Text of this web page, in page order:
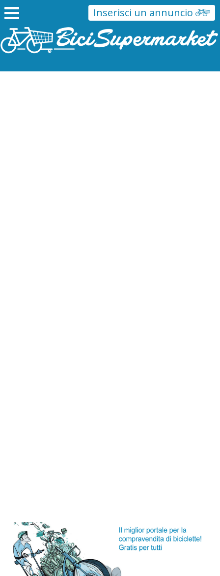
Inserisci un annuncio